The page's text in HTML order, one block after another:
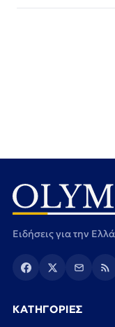
Ειδήσεις για την
ΚΑΤΗΓΟΡΙΕΣ